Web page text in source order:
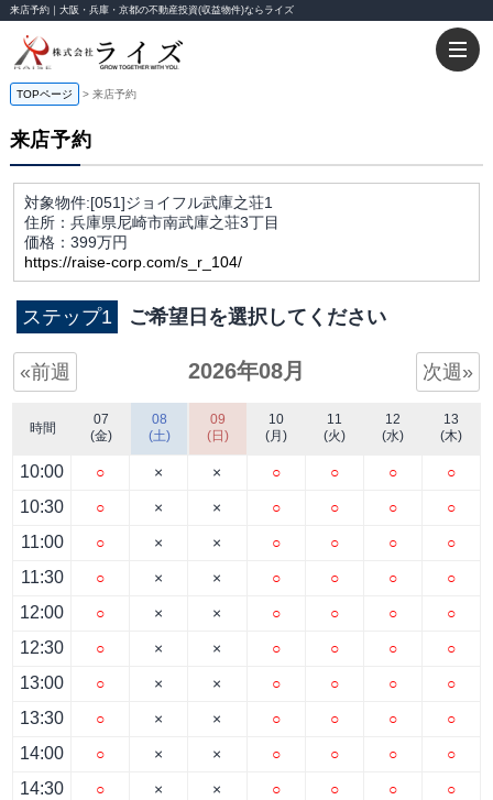
来店予約｜大阪・兵庫・京都の不動産投資(収益物件)ならライズ
TOPページ 来店予約
来店予約
対象物件:[051]ジョイフル武庫之荘1
住所：兵庫県尼崎市南武庫之荘3丁目
価格：399万円
https://raise-corp.com/s_r_104/
ステップ1 ご希望日を選択してください
«前週 2026年08月 次週»
時間
10:00
10:30
11:00
11:30
12:00
12:30
13:00
13:30
14:00
14:30
07
(金)
○
○
○
○
○
○
○
○
○
○
08
(土)
×
×
×
×
×
×
×
×
×
×
09
(日)
×
×
×
×
×
×
×
×
×
×
10
(月)
○
○
○
○
○
○
○
○
○
○
11
(火)
○
○
○
○
○
○
○
○
○
○
12
(水)
○
○
○
○
○
○
○
○
○
○
13
(木)
○
○
○
○
○
○
○
○
○
○